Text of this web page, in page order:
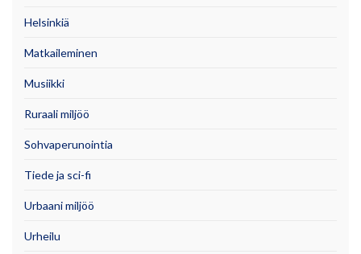
Helsinkiä
Matkaileminen
Musiikki
Ruraali miljöö
Sohvaperunointia
Tiede ja sci-fi
Urbaani miljöö
Urheilu